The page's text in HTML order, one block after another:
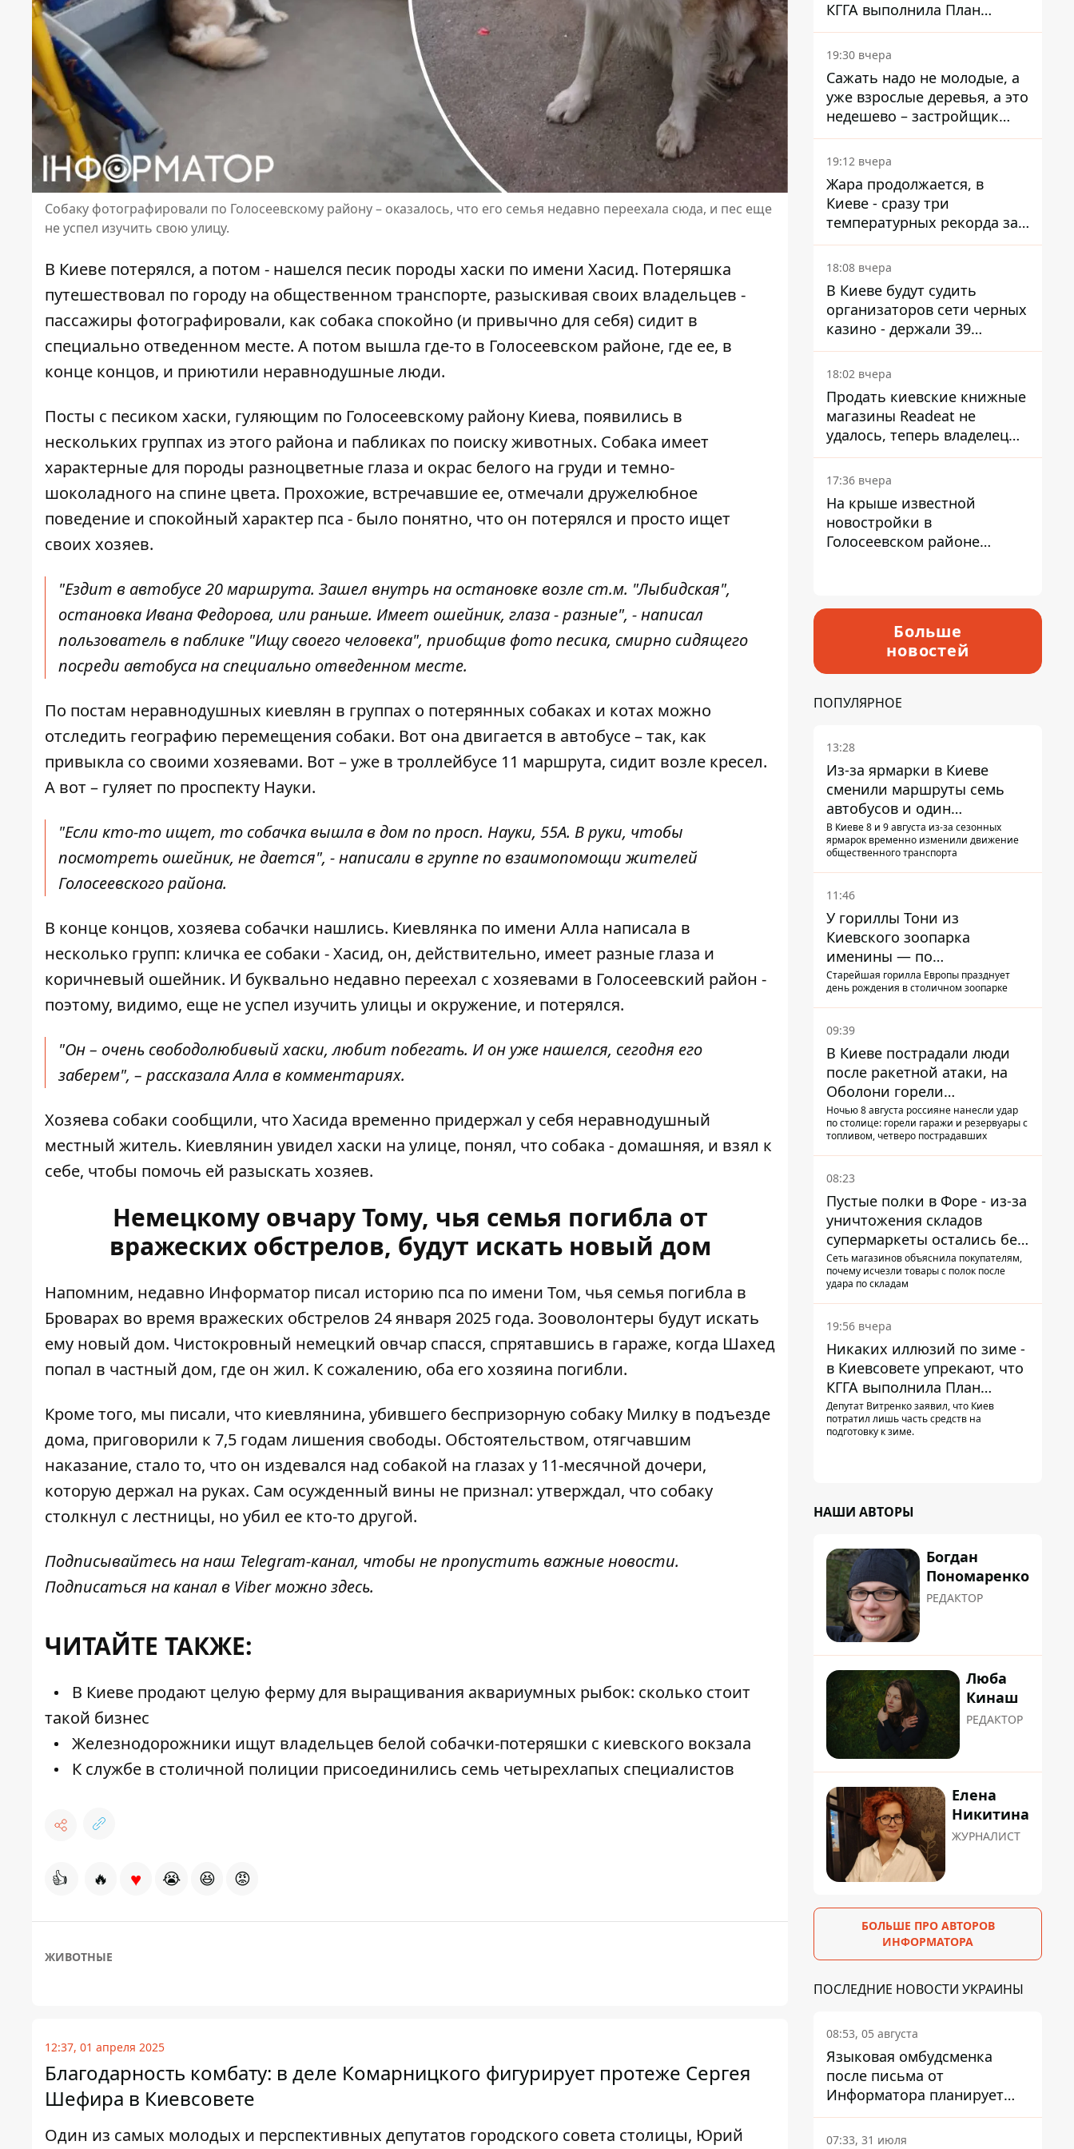
Собаку фотографировали по Голосеевскому району – оказалось, что его семья недавно переехала сюда, и пес еще
не успел изучить свою улицу.
В Киеве потерялся, а потом - нашелся песик породы хаски по имени Хасид. Потеряшка
путешествовал по городу на общественном транспорте, разыскивая своих владельцев -
пассажиры фотографировали, как собака спокойно (и привычно для себя) сидит в
специально отведенном месте. А потом вышла где-то в Голосеевском районе, где ее, в
конце концов, и приютили неравнодушные люди.
Посты с песиком хаски, гуляющим по Голосеевскому району Киева, появились в
нескольких группах из этого района и пабликах по поиску животных. Собака имеет
характерные для породы разноцветные глаза и окрас белого на груди и темно-
шоколадного на спине цвета. Прохожие, встречавшие ее, отмечали дружелюбное
поведение и спокойный характер пса - было понятно, что он потерялся и просто ищет
своих хозяев.
"Ездит в автобусе 20 маршрута. Зашел внутрь на остановке возле ст.м. "Лыбидская",
остановка Ивана Федорова, или раньше. Имеет ошейник, глаза - разные", - написал
пользователь в паблике "Ищу своего человека", приобщив фото песика, смирно сидящего
посреди автобуса на специально отведенном месте.
По постам неравнодушных киевлян в группах о потерянных собаках и котах можно
отследить географию перемещения собаки. Вот она двигается в автобусе – так, как
привыкла со своими хозяевами. Вот – уже в троллейбусе 11 маршрута, сидит возле кресел.
А вот – гуляет по проспекту Науки.
"Если кто-то ищет, то собачка вышла в дом по просп. Науки, 55А. В руки, чтобы
посмотреть ошейник, не дается", - написали в группе по взаимопомощи жителей
Голосеевского района.
В конце концов, хозяева собачки нашлись. Киевлянка по имени Алла написала в
несколько групп: кличка ее собаки - Хасид, он, действительно, имеет разные глаза и
коричневый ошейник. И буквально недавно переехал с хозяевами в Голосеевский район -
поэтому, видимо, еще не успел изучить улицы и окружение, и потерялся.
"Он – очень свободолюбивый хаски, любит побегать. И он уже нашелся, сегодня его
заберем", – рассказала Алла в комментариях.
Хозяева собаки сообщили, что Хасида временно придержал у себя неравнодушный
местный житель. Киевлянин увидел хаски на улице, понял, что собака - домашняя, и взял к
себе, чтобы помочь ей разыскать хозяев.
Немецкому овчару Тому, чья семья погибла от
вражеских обстрелов, будут искать новый дом
Напомним, недавно Информатор писал историю пса по имени Том, чья семья погибла в
Броварах во время вражеских обстрелов 24 января 2025 года. Зооволонтеры будут искать
ему новый дом. Чистокровный немецкий овчар спасся, спрятавшись в гараже, когда Шахед
попал в частный дом, где он жил. К сожалению, оба его хозяина погибли.
Кроме того, мы писали, что киевлянина, убившего беспризорную собаку Милку в подъезде
дома, приговорили к 7,5 годам лишения свободы. Обстоятельством, отягчавшим
наказание, стало то, что он издевался над собакой на глазах у 11-месячной дочери,
которую держал на руках. Сам осужденный вины не признал: утверждал, что собаку
столкнул с лестницы, но убил ее кто-то другой.
Подписывайтесь на наш Telegram-канал, чтобы не пропустить важные новости.
Подписаться на канал в Viber можноздесь.
ЧИТАЙТЕ ТАКЖЕ:
В Киеве продают целую ферму для выращивания аквариумных рыбок: сколько стоит
такой бизнес
Железнодорожники ищут владельцев белой собачки-потеряшки с киевского вокзала
К службе в столичной полиции присоединились семь четырехлапых специалистов
👍 🔥 ♥ 😭 😆 😡
ЖИВОТНЫЕ
12:37, 01 апреля 2025
Благодарность комбату: в деле Комарницкого фигурирует протеже Сергея
Шефира в Киевсовете
Один из самых молодых и перспективных депутатов городского совета столицы, Юрий
КГГА выполнила План
устойчивости на 20%
19:30 вчера
Сажать надо не молодые, а
уже взрослые деревья, а это
недешево – застройщик
Никонов
19:12 вчера
Жара продолжается, в
Киеве - сразу три
температурных рекорда за
день
18:08 вчера
В Киеве будут судить
организаторов сети черных
казино - держали 39
заведений
18:02 вчера
Продать киевские книжные
магазины Readeat не
удалось, теперь владелец
их просто закроет
17:36 вчера
На крыше известной
новостройки в
Голосеевском районе
Больше
новостей
ПОПУЛЯРНОЕ
13:28
Из-за ярмарки в Киеве
сменили маршруты семь
автобусов и один
троллейбус
В Киеве 8 и 9 августа из-за сезонных
ярмарок временно изменили движение
общественного транспорта
11:46
У гориллы Тони из
Киевского зоопарка
именины — по
человеческим меркам ему
уже больше 90 лет
Старейшая горилла Европы празднует
день рождения в столичном зоопарке
09:39
В Киеве пострадали люди
после ракетной атаки, на
Оболони горели
резервуары с топливом
Ночью 8 августа россияне нанесли удар
по столице: горели гаражи и резервуары с
топливом, четверо пострадавших
08:23
Пустые полки в Форе - из-за
уничтожения складов
супермаркеты остались без
ассортимента
Сеть магазинов объяснила покупателям,
почему исчезли товары с полок после
удара по складам
19:56 вчера
Никаких иллюзий по зиме -
в Киевсовете упрекают, что
КГГА выполнила План
устойчивости на 20%
Депутат Витренко заявил, что Киев
потратил лишь часть средств на
подготовку к зиме.
НАШИ АВТОРЫ
Богдан
Пономаренко
РЕДАКТОР
Люба
Кинаш
РЕДАКТОР
Елена
Никитина
ЖУРНАЛИСТ
БОЛЬШЕ ПРО АВТОРОВ
ИНФОРМАТОРА
ПОСЛЕДНИЕ НОВОСТИ УКРАИНЫ
08:53, 05 августа
Языковая омбудсменка
после письма от
Информатора планирует
наказать компанию-
подрядчика ПриватБанка
07:33, 31 июля